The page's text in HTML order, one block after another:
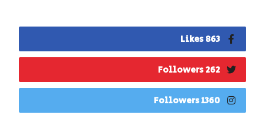
863 Likes
262 Followers
1360 Followers